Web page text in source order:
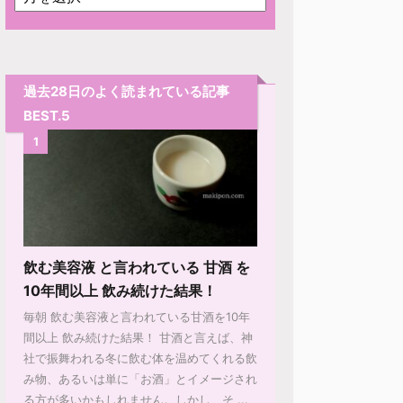
過去28日のよく読まれている記事
BEST.5
1
飲む美容液 と言われている 甘酒 を
10年間以上 飲み続けた結果！
毎朝 飲む美容液と言われている甘酒を10年
間以上 飲み続けた結果！ 甘酒と言えば、神
社で振舞われる冬に飲む体を温めてくれる飲
み物、あるいは単に「お酒」とイメージされ
る方が多いかもしれません。しかし、そ ...